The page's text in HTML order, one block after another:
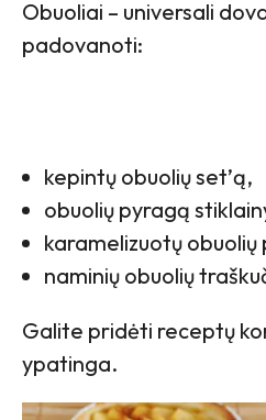
Obuoliai – universali
padovanoti:
kepintų obuolių set’ą,
obuolių pyragą
karamelizuotų
naminių obuolių
Galite pridėti receptų
ypatinga.